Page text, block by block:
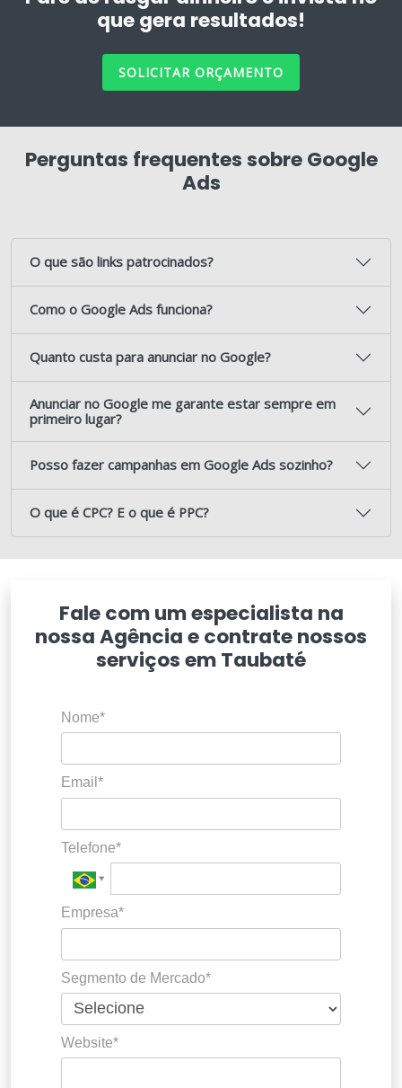
que gera resultados!
SOLICITAR ORÇAMENTO
Perguntas frequentes sobre Google
Ads
O que são links patrocinados?
Como o Google Ads funciona?
Quanto custa para anunciar no Google?
Anunciar no Google me garante estar sempre em
primeiro lugar?
Posso fazer campanhas em Google Ads sozinho?
O que é CPC? E o que é PPC?
Fale com um especialista na
nossa Agência e contrate nossos
serviços em Taubaté
Nome*
Email*
Telefone*
Empresa*
Segmento de Mercado*
Website*